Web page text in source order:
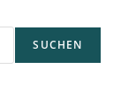
SUCHEN